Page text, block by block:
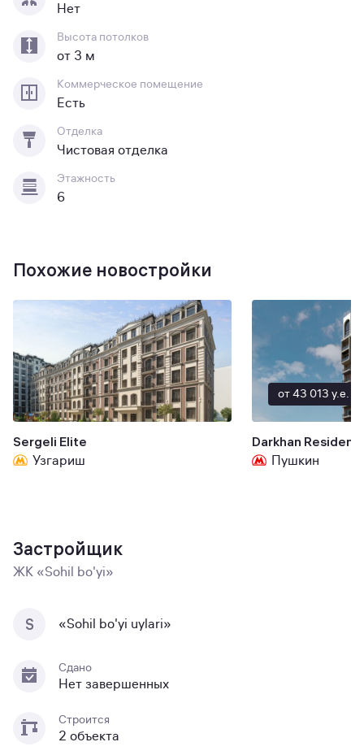
Нет
Высота потолков
от 3 м
Коммерческое помещение
Есть
Отделка
Чистовая отделка
Этажность
6
Похожие новостройки
Sergeli Elite
Узгариш
от 43 013 y.e.
Darkhan
Пушкин
Застройщик
ЖК «Sohil bo'yi»
S «Sohil bo'yi uylari»
Сдано
Нет завершенных
Строится
2 объекта